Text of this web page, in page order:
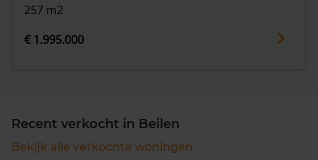
257 m2
€ 1.995.000
Recent verkocht in Beilen
Bekijk alle verkochte woningen